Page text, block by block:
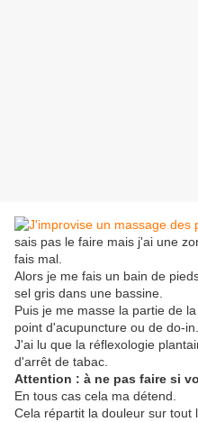
sais pas le faire mais j'ai une
fais mal.
Alors je me fais un bain de
sel gris dans une bassine.
Puis je me masse la partie de
point d'acupuncture ou de do-in.
J'ai lu que la réflexologie
d'arrêt de tabac.
Attention : à ne pas faire si
En tous cas cela ma détend.
Cela répartit la douleur sur tout